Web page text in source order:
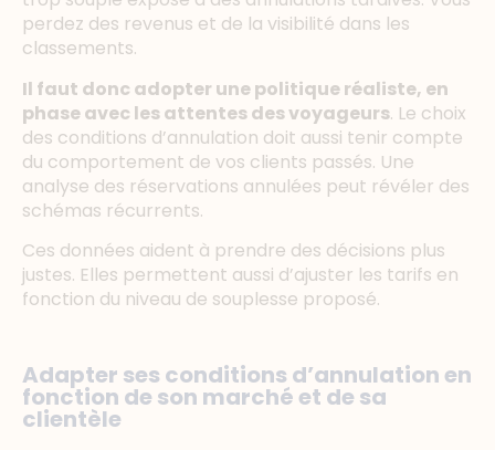
perdez des revenus et de la visibilité dans les
classements.
Il faut donc adopter une politique réaliste, en
phase avec les attentes des voyageurs. Le choix
des conditions d’annulation doit aussi tenir compte
du comportement de vos clients passés. Une
analyse des réservations annulées peut révéler des
schémas récurrents.
Ces données aident à prendre des décisions plus
justes. Elles permettent aussi d’ajuster les tarifs en
fonction du niveau de souplesse proposé.
Adapter ses conditions d’annulation en
fonction de son marché et de sa
clientèle